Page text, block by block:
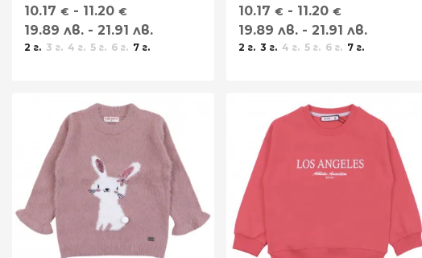
10.17 € - 11.20 €
19.89 лв. - 21.91 лв.
2 г. 3 г. 4 г. 5 г. 6 г. 7 г.
10.17 €- 11.20 €
19.89 лв. - 21.91 лв.
2 г. 3 г. 4 г. 5 г. 6 г. 7 г.